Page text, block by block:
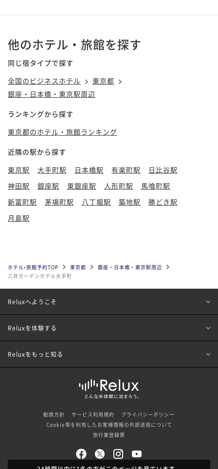
他のホテル・旅館を探す
同じ宿タイプで探す
全国のビジネスホテル
東京都
銀座・日本橋・東京駅周辺
ランキングから探す
東京都のホテル・旅館ランキング
近隣の駅から探す
東京駅
大手町駅 日本橋駅 有楽町駅
日比谷駅
神田駅
銀座駅 東銀座駅 人形町駅
馬喰町駅
新富町駅
茅場町駅 八丁堀駅 築地駅
勝どき駅
月島駅
ホテル•旅館予約TOP 東京都
銀座・日本橋・東京駅周辺
三井ガーデンホテル大手町
Reluxへようこそ
Reluxを体験する
Reluxをもっと知る
勧誘方針 サービス利用規約
プライバシーポリシー
Cookie等を利用したお客様情報の外部送信について
旅行業登録票